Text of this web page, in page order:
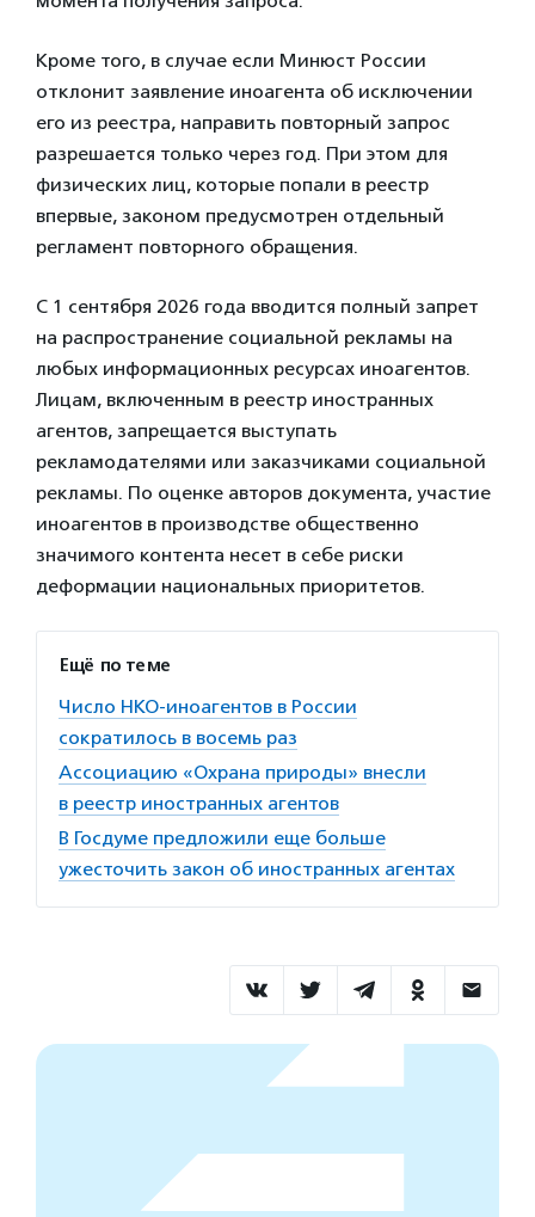
Кроме того, в случае если Минюст России
отклонит заявление иноагента об исключении
его из реестра, направить повторный запрос
разрешается только через год. При этом для
физических лиц, которые попали в реестр
впервые, законом предусмотрен отдельный
регламент повторного обращения.
С 1 сентября 2026 года вводится полный запрет
на распространение социальной рекламы на
любых информационных ресурсах иноагентов.
Лицам, включенным в реестр иностранных
агентов, запрещается выступать
рекламодателями или заказчиками социальной
рекламы. По оценке авторов документа, участие
иноагентов в производстве общественно
значимого контента несет в себе риски
деформации национальных приоритетов.
Ещё по теме
Число НКО-иноагентов в России
сократилось в восемь раз
Ассоциацию «Охрана природы» внесли
в реестр иностранных агентов
В Госдуме предложили еще больше
ужесточить закон об иностранных агентах